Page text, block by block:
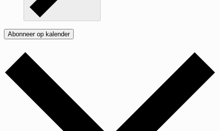
Abonneer op kalender